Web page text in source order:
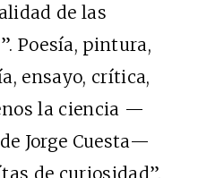
de las
Poesía, pintura,
ensayo, crítica,
la ciencia —
Jorge Cuesta—
de curiosidad”.